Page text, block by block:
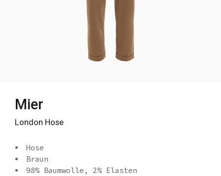
Mier
London Hose
Hose
Braun
98% Baumwolle, 2% Elasten